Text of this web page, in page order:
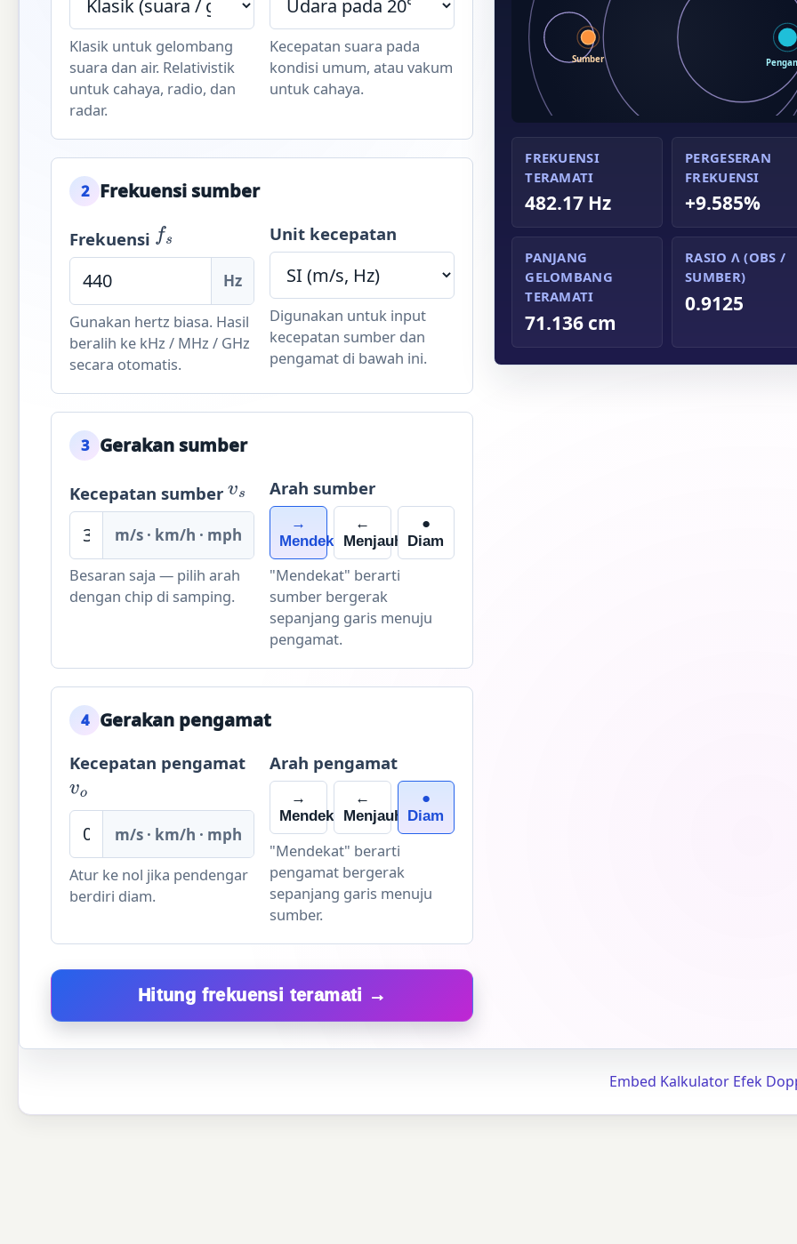
Klasik untuk gelombang
suara dan air. Relativistik
untuk cahaya, radio, dan
radar.
Kecepatan suara pada
kondisi umum, atau vakum
untuk cahaya.
2 Frekuensi sumber
Frekuensi fs
Hz
Gunakan hertz biasa. Hasil
beralih ke kHz / MHz / GHz
secara otomatis.
Unit kecepatan
Digunakan untuk input
kecepatan sumber dan
pengamat di bawah ini.
3 Gerakan sumber
Kecepatan sumber vs
m/s · km/h · mph
Besaran saja — pilih arah
dengan chip di samping.
Arah sumber
→
Mendekat
←
Menjauh
●
Diam
"Mendekat" berarti
sumber bergerak
sepanjang garis menuju
pengamat.
4 Gerakan pengamat
Kecepatan pengamat
vo
m/s · km/h · mph
Atur ke nol jika pendengar
berdiri diam.
Arah pengamat
→
Mendekat
←
Menjauh
●
Diam
"Mendekat" berarti
pengamat bergerak
sepanjang garis menuju
sumber.
Hitung frekuensi teramati →
FREKUENSI
TERAMATI
482.17 Hz
PERGESERAN
FREKUENSI
+9.585%
PANJANG
GELOMBANG
TERAMATI
71.136 cm
RASIO Λ (OBS /
SUMBER)
0.9125
Embed Kalkulator Efek